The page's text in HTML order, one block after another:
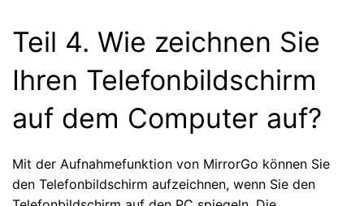
Teil 4. Wie zeichnen Sie
Ihren Telefonbildschirm
auf dem Computer auf?
Mit der Aufnahmefunktion von MirrorGo können Sie
den Telefonbildschirm aufzeichnen, wenn Sie den